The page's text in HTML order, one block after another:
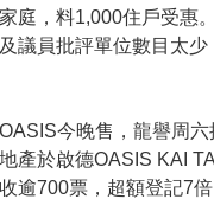
庭，料1,000住戶受惠
議員批評單位數目太少
今晚售，龍譽周
產於啟德OASIS KAI
逾700票，超額登記7